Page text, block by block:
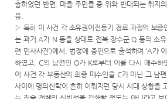
출하였던 반면
마을 주민들 중 위와 반대되는 취지
음
▷ 특히 이 사건 각 소유권이전등기 경료 과정의 보증
는 과거 A가 N등을 상대로 전북 장수군Q등의 소
련 민사사건’)에서 법정에 증인으로 출석하여‘A가
하였고, C의 남편인 O가 K로부터 이를 다시 매수하
이 사건 각 부동산의 최종 매수인을 C가 아닌 그 남편
사이에 명의신탁이 흔히 이뤄지던 당시 시대 상황을